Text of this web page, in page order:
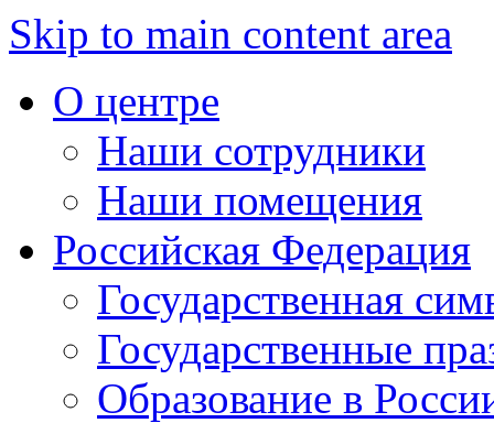
Skip to main content area
О центре
Наши сотрудники
Наши помещения
Российская Федерация
Государственная
Государственные
Образование в